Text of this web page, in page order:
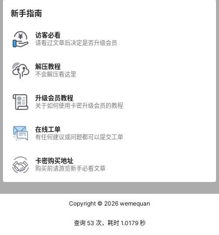
新手指南
访客必看
请看过文章后决定是否升级会员
解压教程
不会解压看这里
升级会员教程
关于如何使用卡密升级会员的教程
在线工单
有任何建议或问题都可以提交工单
卡密购买地址
购买前请游览新手必看文章
Copyright © 2026 wemequan
查询 53 次，耗时 1.0179 秒